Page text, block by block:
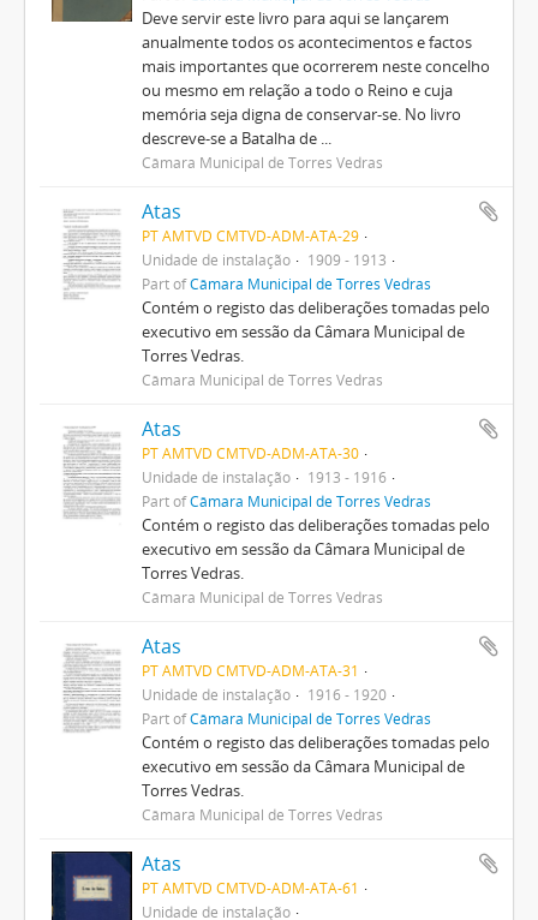
Deve servir este livro para aqui se lançarem
anualmente todos os acontecimentos e factos
mais importantes que ocorrerem neste concelho
ou mesmo em relação a todo o Reino e cuja
memória seja digna de conservar-se. No livro
descreve-se a Batalha de ...
Câmara Municipal de Torres Vedras
Atas
PT AMTVD CMTVD-ADM-ATA-29
Unidade de instalação
1909 - 1913
Part ofCâmara Municipal de Torres Vedras
Contém o registo das deliberações tomadas pelo
executivo em sessão da Câmara Municipal de
Torres Vedras.
Câmara Municipal de Torres Vedras
Atas
PT AMTVD CMTVD-ADM-ATA-30
Unidade de instalação
1913 - 1916
Part ofCâmara Municipal de Torres Vedras
Contém o registo das deliberações tomadas pelo
executivo em sessão da Câmara Municipal de
Torres Vedras.
Câmara Municipal de Torres Vedras
Atas
PT AMTVD CMTVD-ADM-ATA-31
Unidade de instalação
1916 - 1920
Part ofCâmara Municipal de Torres Vedras
Contém o registo das deliberações tomadas pelo
executivo em sessão da Câmara Municipal de
Torres Vedras.
Câmara Municipal de Torres Vedras
Atas
PT AMTVD CMTVD-ADM-ATA-61
Unidade de instalação